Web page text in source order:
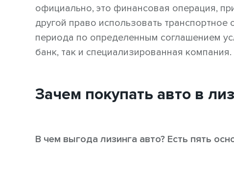
официально, это финансовая операция,
другой право использовать
периода по определенным соглашением
банк, так и специализированная компания.
Зачем покупать авто в
В чем выгода лизинга авто? Есть пять